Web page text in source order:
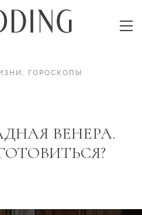
. ГОРОСКОПЫ
ВЕНЕРА.